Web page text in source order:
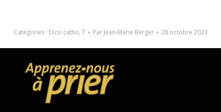
Catégories : Dico catho, T Par Jean-Marie Berger 28 octobre 2023